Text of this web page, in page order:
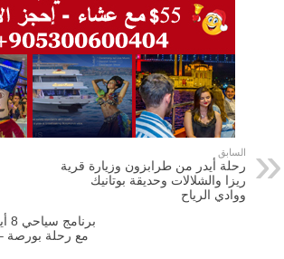
السابق
رحلة أيدر من طرابزون وزيارة قرية
ريزا والشلالات وحديقة بوتانيك
ووادي الرياح
مع رحلة بورصة